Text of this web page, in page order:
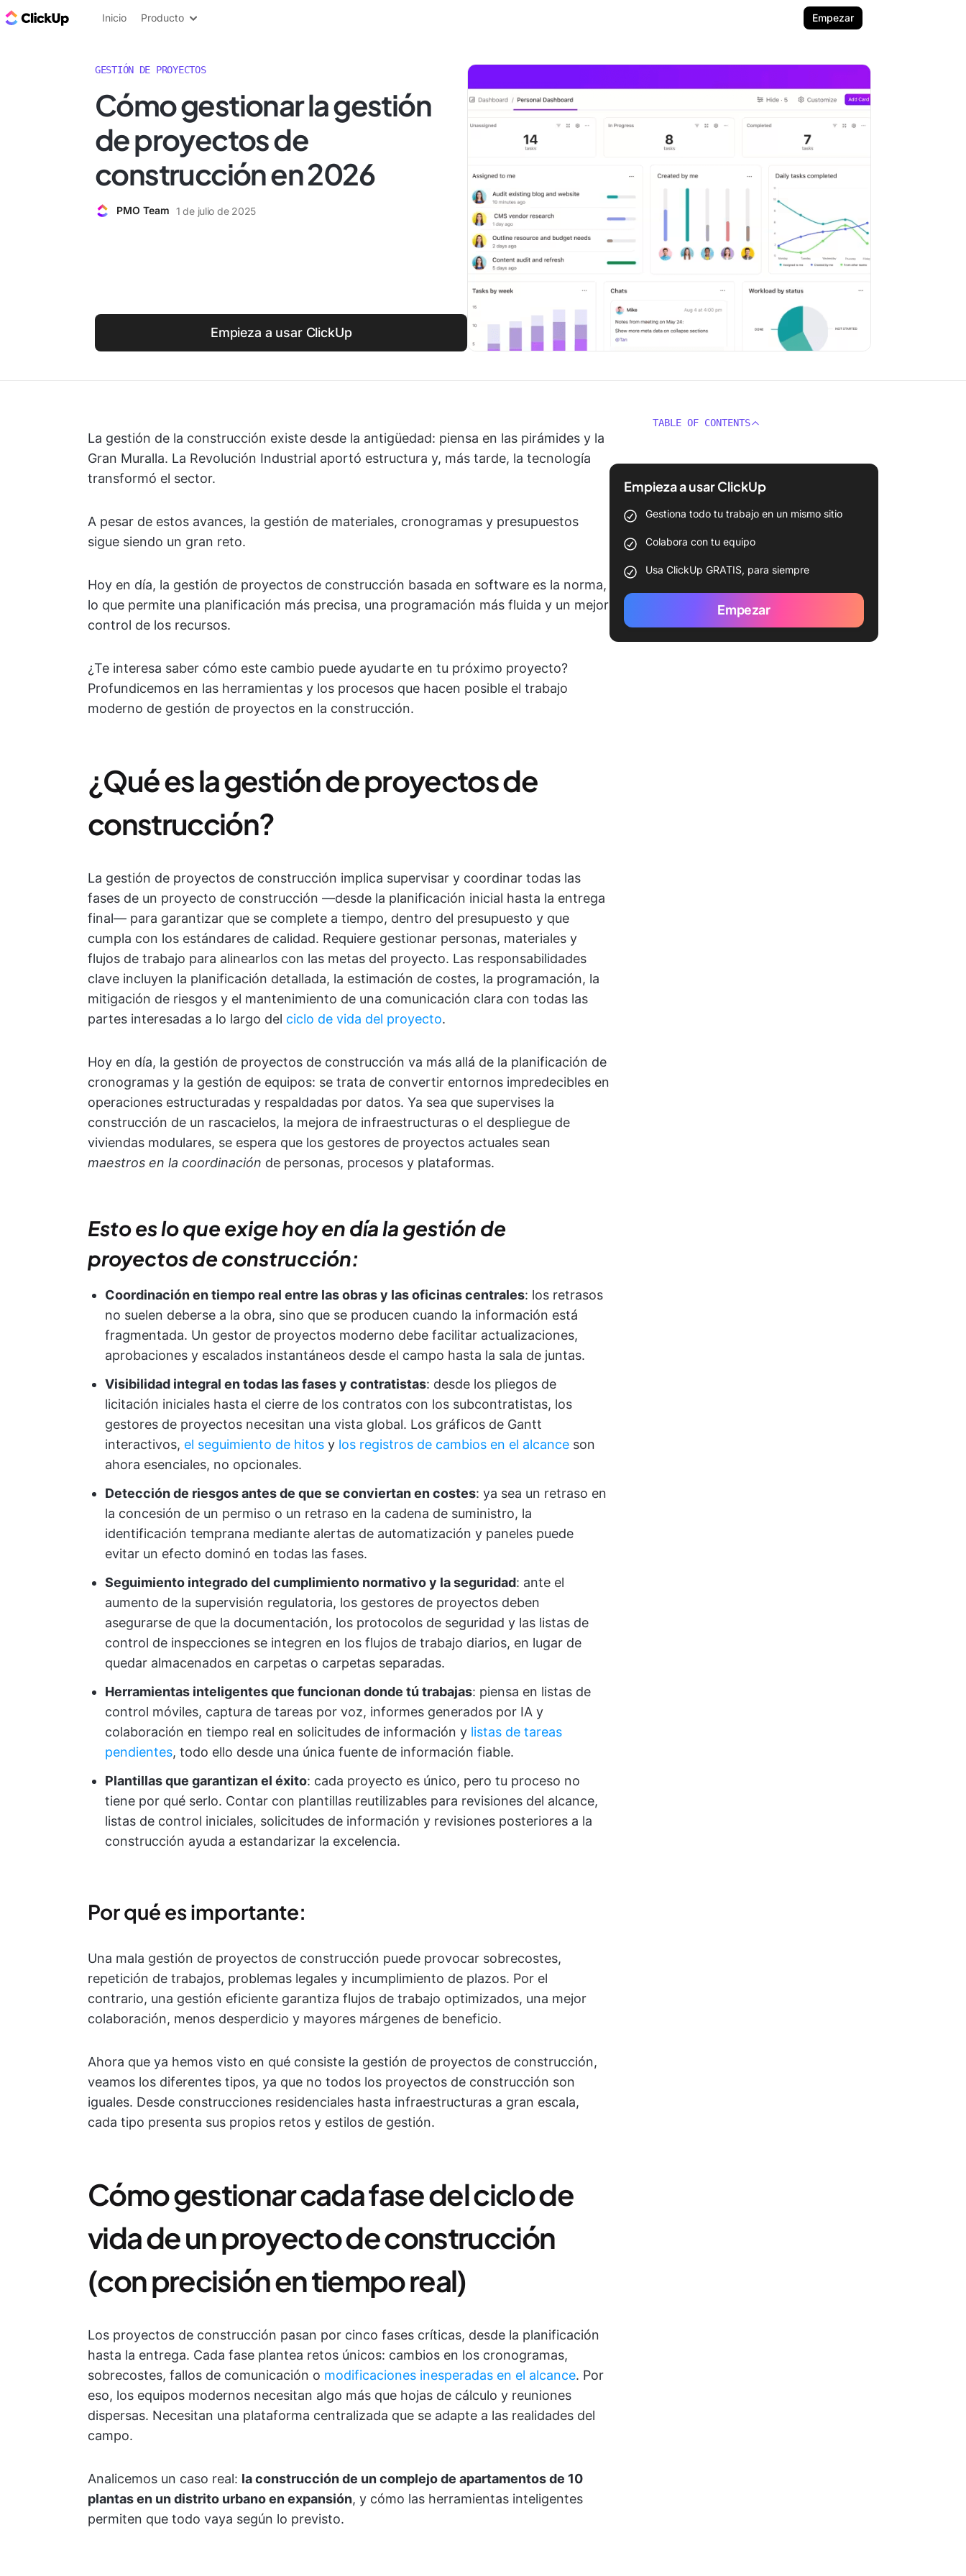
ClickUp Blog
Inicio Producto Empezar
GESTIÓN DE PROYECTOS
Cómo gestionar la gestión
de proyectos de
construcción en 2026
PMO Team 1 de julio de 2025
Empieza a usar ClickUp
La gestión de la construcción existe desde la antigüedad: piensa en las pirámides y la
Gran Muralla. La Revolución Industrial aportó estructura y, más tarde, la tecnología
transformó el sector.
A pesar de estos avances, la gestión de materiales, cronogramas y presupuestos
sigue siendo un gran reto.
Hoy en día, la gestión de proyectos de construcción basada en software es la norma,
lo que permite una planificación más precisa, una programación más fluida y un mejor
control de los recursos.
¿Te interesa saber cómo este cambio puede ayudarte en tu próximo proyecto?
Profundicemos en las herramientas y los procesos que hacen posible el trabajo
moderno de gestión de proyectos en la construcción.
¿Qué es la gestión de proyectos de
construcción?
La gestión de proyectos de construcción implica supervisar y coordinar todas las
fases de un proyecto de construcción —desde la planificación inicial hasta la entrega
final— para garantizar que se complete a tiempo, dentro del presupuesto y que
cumpla con los estándares de calidad. Requiere gestionar personas, materiales y
flujos de trabajo para alinearlos con las metas del proyecto. Las responsabilidades
clave incluyen la planificación detallada, la estimación de costes, la programación, la
mitigación de riesgos y el mantenimiento de una comunicación clara con todas las
partes interesadas a lo largo del ciclo de vida del proyecto.
Hoy en día, la gestión de proyectos de construcción va más allá de la planificación de
cronogramas y la gestión de equipos: se trata de convertir entornos impredecibles en
operaciones estructuradas y respaldadas por datos. Ya sea que supervises la
construcción de un rascacielos, la mejora de infraestructuras o el despliegue de
viviendas modulares, se espera que los gestores de proyectos actuales sean
maestros en la coordinación de personas, procesos y plataformas.
Esto es lo que exige hoy en día la gestión de
proyectos de construcción:
Coordinación en tiempo real entre las obras y las oficinas centrales: los retrasos
no suelen deberse a la obra, sino que se producen cuando la información está
fragmentada. Un gestor de proyectos moderno debe facilitar actualizaciones,
aprobaciones y escalados instantáneos desde el campo hasta la sala de juntas.
Visibilidad integral en todas las fases y contratistas: desde los pliegos de
licitación iniciales hasta el cierre de los contratos con los subcontratistas, los
gestores de proyectos necesitan una vista global. Los gráficos de Gantt
interactivos, el seguimiento de hitos y los registros de cambios en el alcance son
ahora esenciales, no opcionales.
Detección de riesgos antes de que se conviertan en costes: ya sea un retraso en
la concesión de un permiso o un retraso en la cadena de suministro, la
identificación temprana mediante alertas de automatización y paneles puede
evitar un efecto dominó en todas las fases.
Seguimiento integrado del cumplimiento normativo y la seguridad: ante el
aumento de la supervisión regulatoria, los gestores de proyectos deben
asegurarse de que la documentación, los protocolos de seguridad y las listas de
control de inspecciones se integren en los flujos de trabajo diarios, en lugar de
quedar almacenados en carpetas o carpetas separadas.
Herramientas inteligentes que funcionan donde tú trabajas: piensa en listas de
control móviles, captura de tareas por voz, informes generados por IA y
colaboración en tiempo real en solicitudes de información y listas de tareas
pendientes, todo ello desde una única fuente de información fiable.
Plantillas que garantizan el éxito: cada proyecto es único, pero tu proceso no
tiene por qué serlo. Contar con plantillas reutilizables para revisiones del alcance,
listas de control iniciales, solicitudes de información y revisiones posteriores a la
construcción ayuda a estandarizar la excelencia.
Por qué es importante:
Una mala gestión de proyectos de construcción puede provocar sobrecostes,
repetición de trabajos, problemas legales y incumplimiento de plazos. Por el
contrario, una gestión eficiente garantiza flujos de trabajo optimizados, una mejor
colaboración, menos desperdicio y mayores márgenes de beneficio.
Ahora que ya hemos visto en qué consiste la gestión de proyectos de construcción,
veamos los diferentes tipos, ya que no todos los proyectos de construcción son
iguales. Desde construcciones residenciales hasta infraestructuras a gran escala,
cada tipo presenta sus propios retos y estilos de gestión.
Cómo gestionar cada fase del ciclo de
vida de un proyecto de construcción
(con precisión en tiempo real)
Los proyectos de construcción pasan por cinco fases críticas, desde la planificación
hasta la entrega. Cada fase plantea retos únicos: cambios en los cronogramas,
sobrecostes, fallos de comunicación o modificaciones inesperadas en el alcance. Por
eso, los equipos modernos necesitan algo más que hojas de cálculo y reuniones
dispersas. Necesitan una plataforma centralizada que se adapte a las realidades del
campo.
Analicemos un caso real: la construcción de un complejo de apartamentos de 10
plantas en un distrito urbano en expansión, y cómo las herramientas inteligentes
permiten que todo vaya según lo previsto.
TABLE OF CONTENTS
Empieza a usar ClickUp
Gestiona todo tu trabajo en un mismo sitio
Colabora con tu equipo
Usa ClickUp GRATIS, para siempre
Empezar